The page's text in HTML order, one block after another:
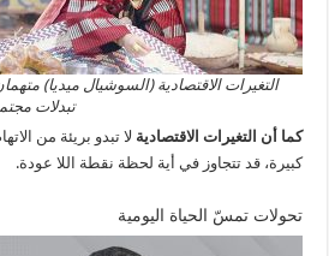
التغيرات الاقتصادية (السوشيال ميديا)
تبدلات
كما أن التغيرات الاقتصادية لا تبدو بريئة من
كبيرة، قد تتجاوز في أية لحظة نقطة اللا عودة.
تحولات تمسّ الحياة اليومية